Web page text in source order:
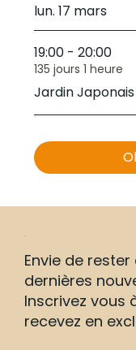
lun. 17 mars
19:00 - 20:00
135 jours 1 heure
Jardin
Envie de
dernières
Inscrivez vous
recevez en